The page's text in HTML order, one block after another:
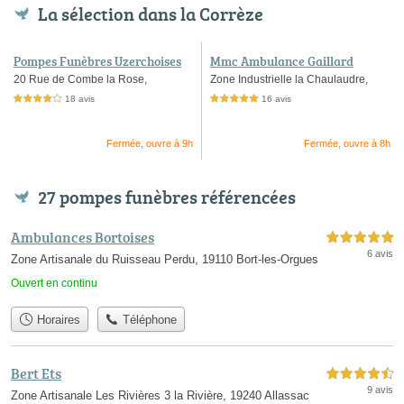
La sélection dans la Corrèze
Pompes Funèbres Uzerchoises
20 Rue de Combe la Rose,
4,0 étoiles sur 5 18 avis
Fermée, ouvre à 9h
Mmc Ambulance Gaillard
Zone Industrielle la Chaulaudre,
5,0 étoiles sur 5 16 avis
Fermée, ouvre à 8h
27 pompes funèbres référencées
Ambulances Bortoises
Zone Artisanale du Ruisseau Perdu, 19110 Bort-les-Orgues
Ouvert en continu
5,0 étoiles sur 5
6 avis
Horaires Téléphone
Bert Ets
Zone Artisanale Les Rivières 3 la Rivière, 19240 Allassac
4,5 étoiles sur 5
9 avis